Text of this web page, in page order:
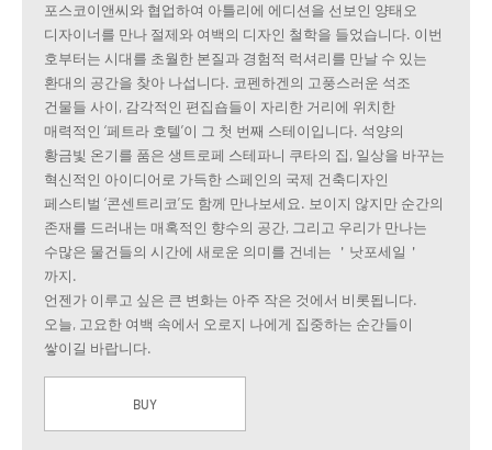
포스코이앤씨와 협업하여 아틀리에 에디션을 선보인 양태오
디자이너를 만나 절제와 여백의 디자인 철학을 들었습니다. 이번
호부터는 시대를 초월한 본질과 경험적 럭셔리를 만날 수 있는
환대의 공간을 찾아 나섭니다. 코펜하겐의 고풍스러운 석조
건물들 사이, 감각적인 편집숍들이 자리한 거리에 위치한
매력적인 ‘페트라 호텔’이 그 첫 번째 스테이입니다. 석양의
황금빛 온기를 품은 생트로페 스테파니 쿠타의 집, 일상을 바꾸는
혁신적인 아이디어로 가득한 스페인의 국제 건축디자인
페스티벌 ‘콘센트리코’도 함께 만나보세요. 보이지 않지만 순간의
존재를 드러내는 매혹적인 향수의 공간, 그리고 우리가 만나는
수많은 물건들의 시간에 새로운 의미를 건네는 ＇낫포세일＇
까지.
언젠가 이루고 싶은 큰 변화는 아주 작은 것에서 비롯됩니다.
오늘, 고요한 여백 속에서 오로지 나에게 집중하는 순간들이
쌓이길 바랍니다.
BUY